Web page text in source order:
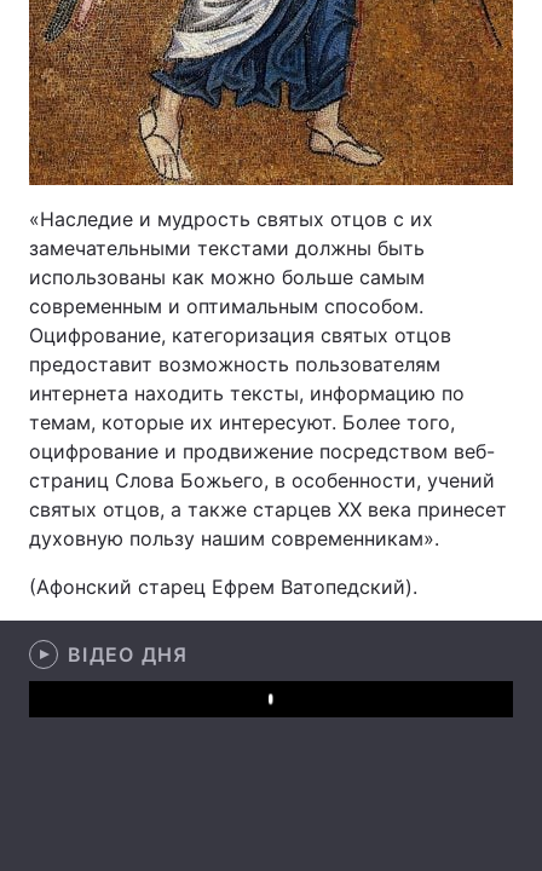
Екологія Регіони
Лонгріди
Відео з Youtube Статті
Інтерв'ю Думки
Архів Вакансії
Контакти
Послуги
«Наследие и мудрость святых отцов с их
замечательными текстами должны быть
использованы как можно больше самым
современным и оптимальным способом.
Оцифрование, категоризация святых отцов
предоставит возможность пользователям
интернета находить тексты, информацию по
темам, которые их интересуют. Более того,
оцифрование и продвижение посредством веб-
страниц Слова Божьего, в особенности, учений
святых отцов, а также старцев XX века принесет
духовную пользу нашим современникам».
(Афонский старец Ефрем Ватопедский).
ВІДЕО ДНЯ
Play